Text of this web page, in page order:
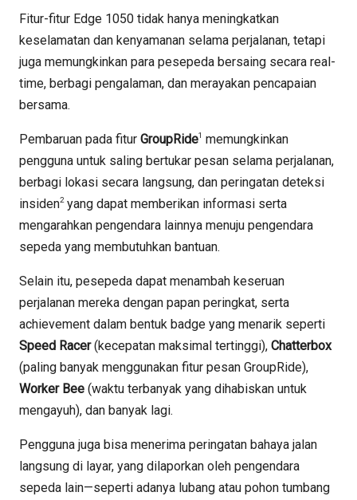
Fitur-fitur Edge 1050 tidak hanya meningkatkan
keselamatan dan kenyamanan selama perjalanan, tetapi
juga memungkinkan para pesepeda bersaing secara real-
time, berbagi pengalaman, dan merayakan pencapaian
bersama.
Pembaruan pada fitur GroupRide1 memungkinkan
pengguna untuk saling bertukar pesan selama perjalanan,
berbagi lokasi secara langsung, dan peringatan deteksi
insiden2yang dapat memberikan informasi serta
mengarahkan pengendara lainnya menuju pengendara
sepeda yang membutuhkan bantuan.
Selain itu, pesepeda dapat menambah keseruan
perjalanan mereka dengan papan peringkat, serta
achievement dalam bentuk badge yang menarik seperti
Speed Racer(kecepatan maksimal tertinggi), Chatterbox
(paling banyak menggunakan fitur pesan GroupRide),
Worker Bee (waktu terbanyak yang dihabiskan untuk
mengayuh), dan banyak lagi.
Pengguna juga bisa menerima peringatan bahaya jalan
langsung di layar, yang dilaporkan oleh pengendara
sepeda lain—seperti adanya lubang atau pohon tumbang